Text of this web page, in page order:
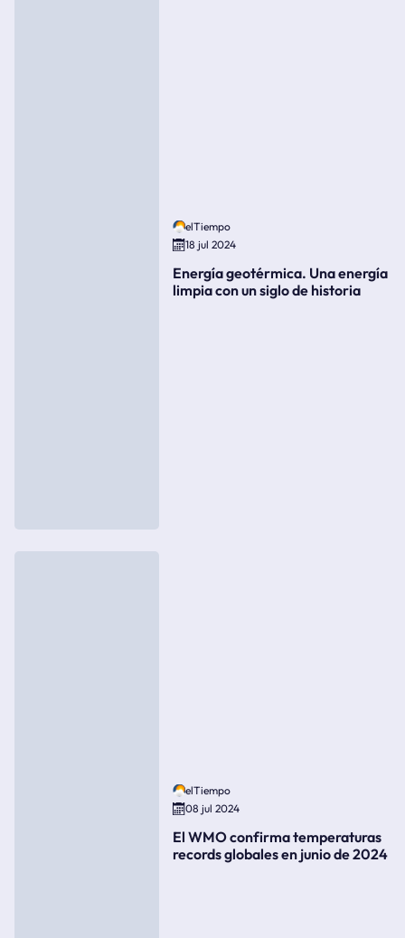
elTiempo
18 jul 2024
Energía geotérmica. Una energía
limpia con un siglo de historia
elTiempo
08 jul 2024
El WMO confirma temperaturas
records globales en junio de 2024